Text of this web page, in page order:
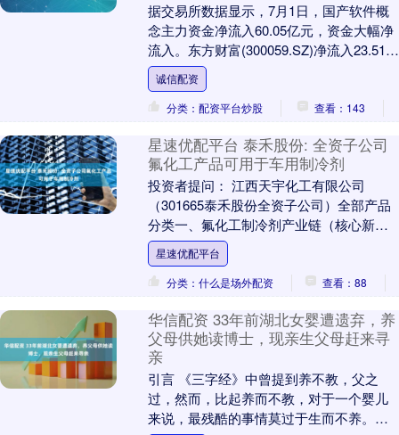
据交易所数据显示，7月1日，国产软件概
念主力资金净流入60.05亿元，资金大幅净
流入。东方财富(300059.SZ)净流入23.51亿
元，同花顺(300033.....
诚信配资
分类：配资平台炒股
查看：143
星速优配平台 泰禾股份: 全资子公司
氟化工产品可用于车用制冷剂
投资者提问： 江西天宇化工有限公司
（301665泰禾股份全资子公司）全部产品
分类一、氟化工制冷剂产业链（核心新增
赛道，含氟产品）1、制冷剂中间体：
1,1,2,3....
星速优配平台
分类：什么是场外配资
查看：88
华信配资 33年前湖北女婴遭遗弃，养
父母供她读博士，现亲生父母赶来寻
亲
引言 《三字经》中曾提到养不教，父之
过，然而，比起养而不教，对于一个婴儿
来说，最残酷的事情莫过于生而不养。在